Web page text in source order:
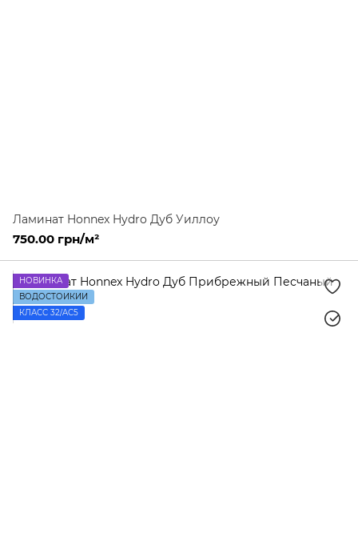
Ламинат Honnex Hydro Дуб Уиллоу
750.00 грн/м²
НОВИНКА
ВОДОСТОЙКИЙ
КЛАСС 32/AC5